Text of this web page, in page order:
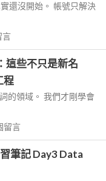
還沒開始。 帳號只解決
言
這些不只是新名
程
的領域。 我們才剛學會
留言
筆記 Day3 Data